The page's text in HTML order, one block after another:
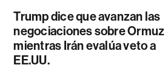
Trump dice que avanzan las
negociaciones sobre Ormuz
mientras Irán evalúa veto a
EE.UU.